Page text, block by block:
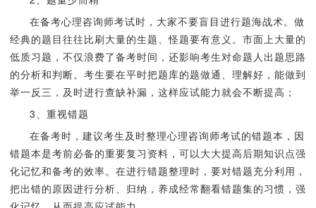
在备考心理咨询师考试时，大家不要盲目进行题海战术。做
经典的题目往往比刷大量的生题、怪题要有意义。市面上大量的
低质习题，不仅浪费了备考时间，还影响考生对命题人出题思路
的分析和判断。考生要在平时把题库的题做通、理解好，能做到
举一反三，及时进行查缺补漏，这样应试能力就会不断提高；
3、重视错题
在备考时，建议考生及时整理心理咨询师考试的错题本，因
错题本是考前必备的重要复习资料，可以大大提高后期知识点强
化记忆和备考的效率。在进行错题整理时，要对错题充分利用，
把出错的原因进行分析、归纳，养成经常翻看错题集的习惯，强